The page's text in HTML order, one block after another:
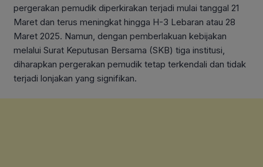
pergerakan pemudik diperkirakan terjadi mulai tanggal 21
Maret dan terus meningkat hingga H-3 Lebaran atau 28
Maret 2025. Namun, dengan pemberlakuan kebijakan
melalui Surat Keputusan Bersama (SKB) tiga institusi,
diharapkan pergerakan pemudik tetap terkendali dan tidak
terjadi lonjakan yang signifikan.